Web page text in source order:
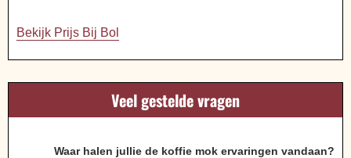
Bekijk Prijs Bij Bol
Veel gestelde vragen
Waar halen jullie de koffie mok ervaringen vandaan?